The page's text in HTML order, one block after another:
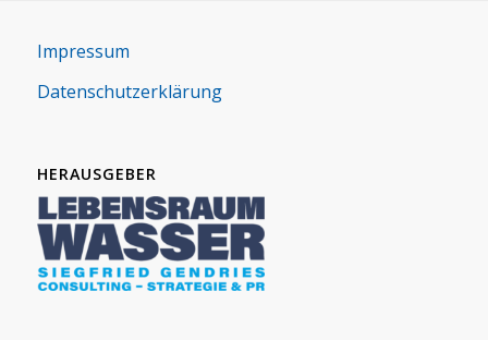
Impres­sum
Daten­schutz­er­klä­rung
HERAUSGEBER